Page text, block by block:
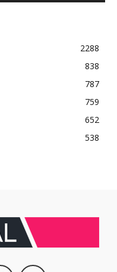
2288
838
787
759
652
538